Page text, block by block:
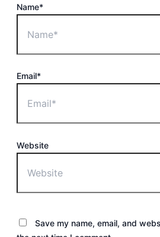
Name*
Email*
Website
Save my name, email, and